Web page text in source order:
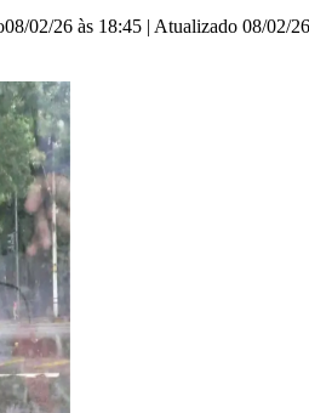
08/02/26 às 18:45 | Atualizado 08/02/